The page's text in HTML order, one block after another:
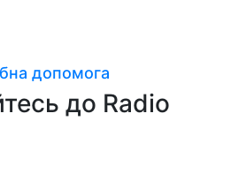
допомога
до Radio